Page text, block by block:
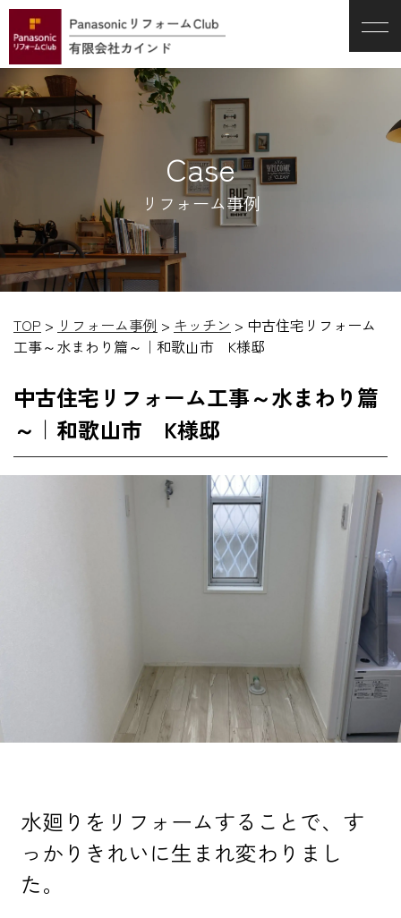
Case
リフォーム事例
TOP > リフォーム事例 > キッチン > 中古住宅リフォーム
工事～水まわり篇～｜和歌山市 K様邸
中古住宅リフォーム工事～水まわり篇
～｜和歌山市 K様邸
水廻りをリフォームすることで、す
っかりきれいに生まれ変わりまし
た。